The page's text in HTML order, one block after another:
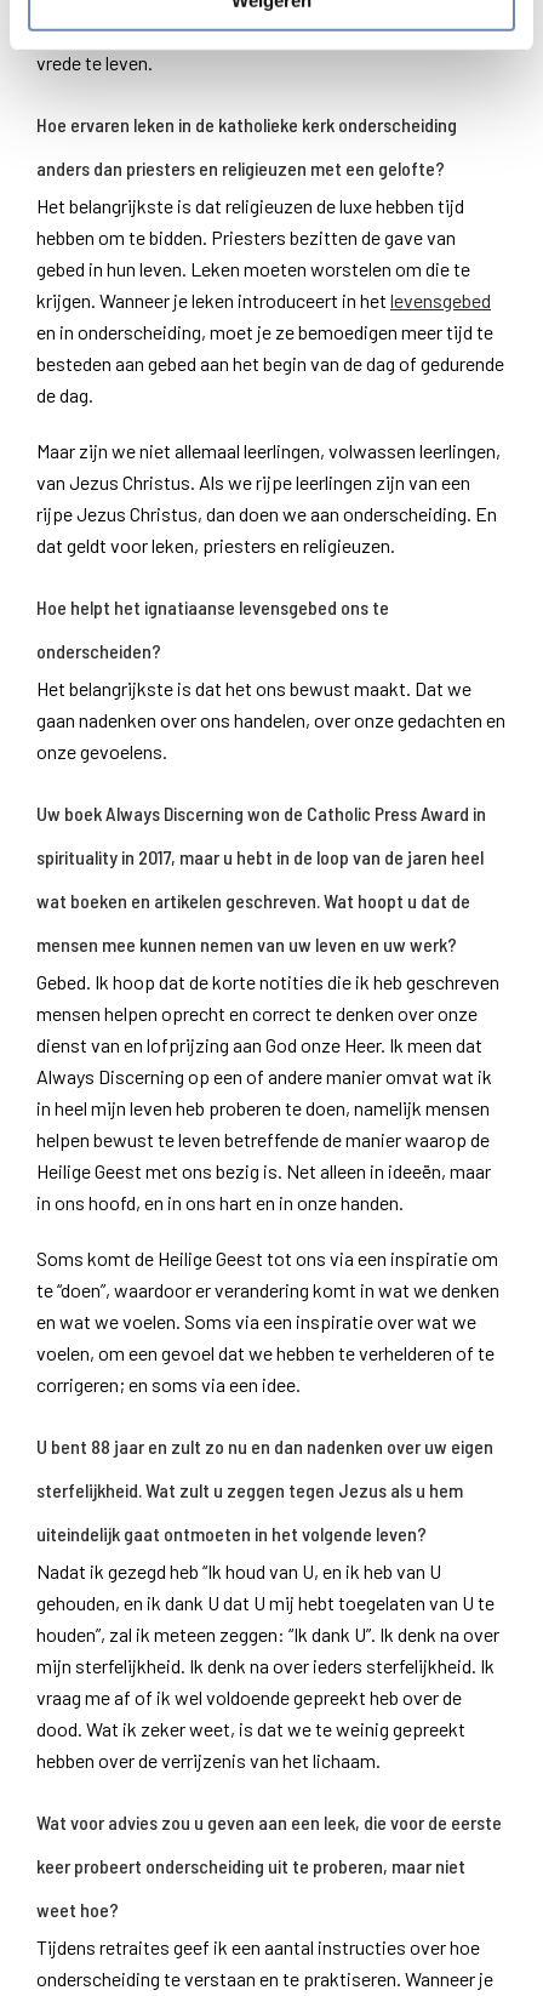
intellectueel leven dat me nu in staat stelt met mijn hart in
vrede te leven.
Hoe ervaren leken in de katholieke kerk onderscheiding
anders dan priesters en religieuzen met een gelofte?
Het belangrijkste is dat religieuzen de luxe hebben tijd
hebben om te bidden. Priesters bezitten de gave van
gebed in hun leven. Leken moeten worstelen om die te
krijgen. Wanneer je leken introduceert in het levensgebed
en in onderscheiding, moet je ze bemoedigen meer tijd te
besteden aan gebed aan het begin van de dag of gedurende
de dag.
Maar zijn we niet allemaal leerlingen, volwassen leerlingen,
van Jezus Christus. Als we rijpe leerlingen zijn van een
rijpe Jezus Christus, dan doen we aan onderscheiding. En
dat geldt voor leken, priesters en religieuzen.
Hoe helpt het ignatiaanse levensgebed ons te
onderscheiden?
Het belangrijkste is dat het ons bewust maakt. Dat we
gaan nadenken over ons handelen, over onze gedachten en
onze gevoelens.
Uw boek Always Discerning won de Catholic Press Award in
spirituality in 2017, maar u hebt in de loop van de jaren heel
wat boeken en artikelen geschreven. Wat hoopt u dat de
mensen mee kunnen nemen van uw leven en uw werk?
Gebed. Ik hoop dat de korte notities die ik heb geschreven
mensen helpen oprecht en correct te denken over onze
dienst van en lofprijzing aan God onze Heer. Ik meen dat
Always Discerning op een of andere manier omvat wat ik
in heel mijn leven heb proberen te doen, namelijk mensen
helpen bewust te leven betreffende de manier waarop de
Heilige Geest met ons bezig is. Net alleen in ideeën, maar
in ons hoofd, en in ons hart en in onze handen.
Soms komt de Heilige Geest tot ons via een inspiratie om
te “doen”, waardoor er verandering komt in wat we denken
en wat we voelen. Soms via een inspiratie over wat we
voelen, om een gevoel dat we hebben te verhelderen of te
corrigeren; en soms via een idee.
U bent 88 jaar en zult zo nu en dan nadenken over uw eigen
sterfelijkheid. Wat zult u zeggen tegen Jezus als u hem
uiteindelijk gaat ontmoeten in het volgende leven?
Nadat ik gezegd heb “Ik houd van U, en ik heb van U
gehouden, en ik dank U dat U mij hebt toegelaten van U te
houden”, zal ik meteen zeggen: “Ik dank U”. Ik denk na over
mijn sterfelijkheid. Ik denk na over ieders sterfelijkheid. Ik
vraag me af of ik wel voldoende gepreekt heb over de
dood. Wat ik zeker weet, is dat we te weinig gepreekt
hebben over de verrijzenis van het lichaam.
Wat voor advies zou u geven aan een leek, die voor de eerste
keer probeert onderscheiding uit te proberen, maar niet
weet hoe?
Tijdens retraites geef ik een aantal instructies over hoe
onderscheiding te verstaan en te praktiseren. Wanneer je